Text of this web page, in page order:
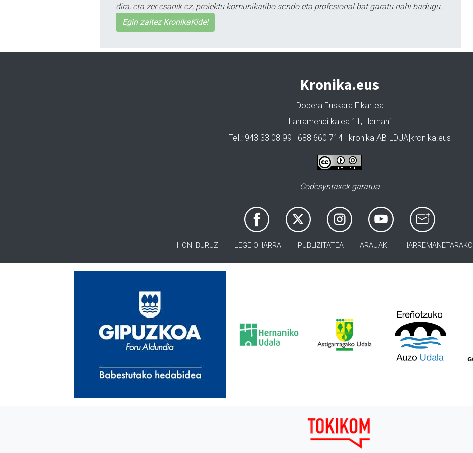
dira, eta zer esanik ez, proiektu komunikatibo sendo eta profesional bat garatu nahi badugu.
Egin zaitez KronikaKide!
Kronika.eus
Dobera Euskara Elkartea
Larramendi kalea 11, Hernani
Tel.: 943 33 08 99 · 688 660 714 · kronika[ABILDUA]kronika.eus
Codesyntaxek garatua
HONI BURUZ LEGE OHARRA PUBLIZITATEA ARAUAK HARREMANETARAKO